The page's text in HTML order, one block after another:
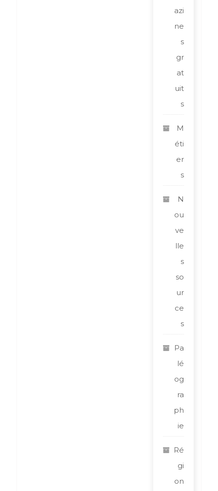
azi
ne
s
gr
at
uit
s
M
éti
er
s
N
ou
ve
lle
s
so
ur
ce
s
Pa
lé
og
ra
ph
ie
Ré
gi
on